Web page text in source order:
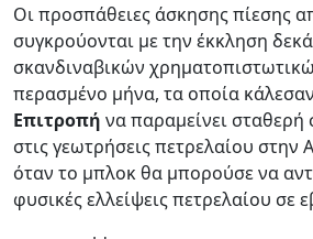
Οι προσπάθειες άσκησης πίεσης
συγκρούονται με την έκκληση
σκανδιναβικών
περασμένο μήνα, τα οποία
Επιτροπή να παραμείνει σταθερή
στις γεωτρήσεις πετρελαίου στην
όταν το μπλοκ θα μπορούσε να
φυσικές ελλείψεις πετρελαίου σε